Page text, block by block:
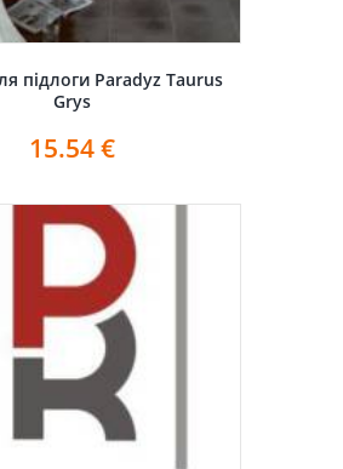
підлоги Paradyz Taurus
Grys
15.54€